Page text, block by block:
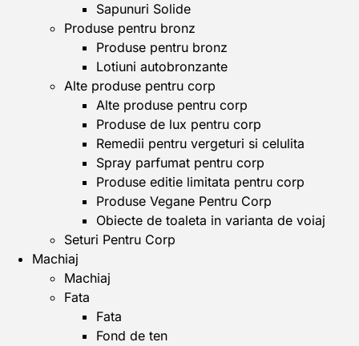
Sapunuri Solide
Produse pentru bronz
Produse pentru bronz
Lotiuni autobronzante
Alte produse pentru corp
Alte produse pentru corp
Produse de lux pentru corp
Remedii pentru vergeturi si celulita
Spray parfumat pentru corp
Produse editie limitata pentru corp
Produse Vegane Pentru Corp
Obiecte de toaleta in varianta de voiaj
Seturi Pentru Corp
Machiaj
Machiaj
Fata
Fata
Fond de ten